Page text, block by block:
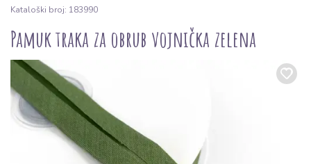
Kataloški broj: 183990
Pamuk traka za obrub vojnička zelena